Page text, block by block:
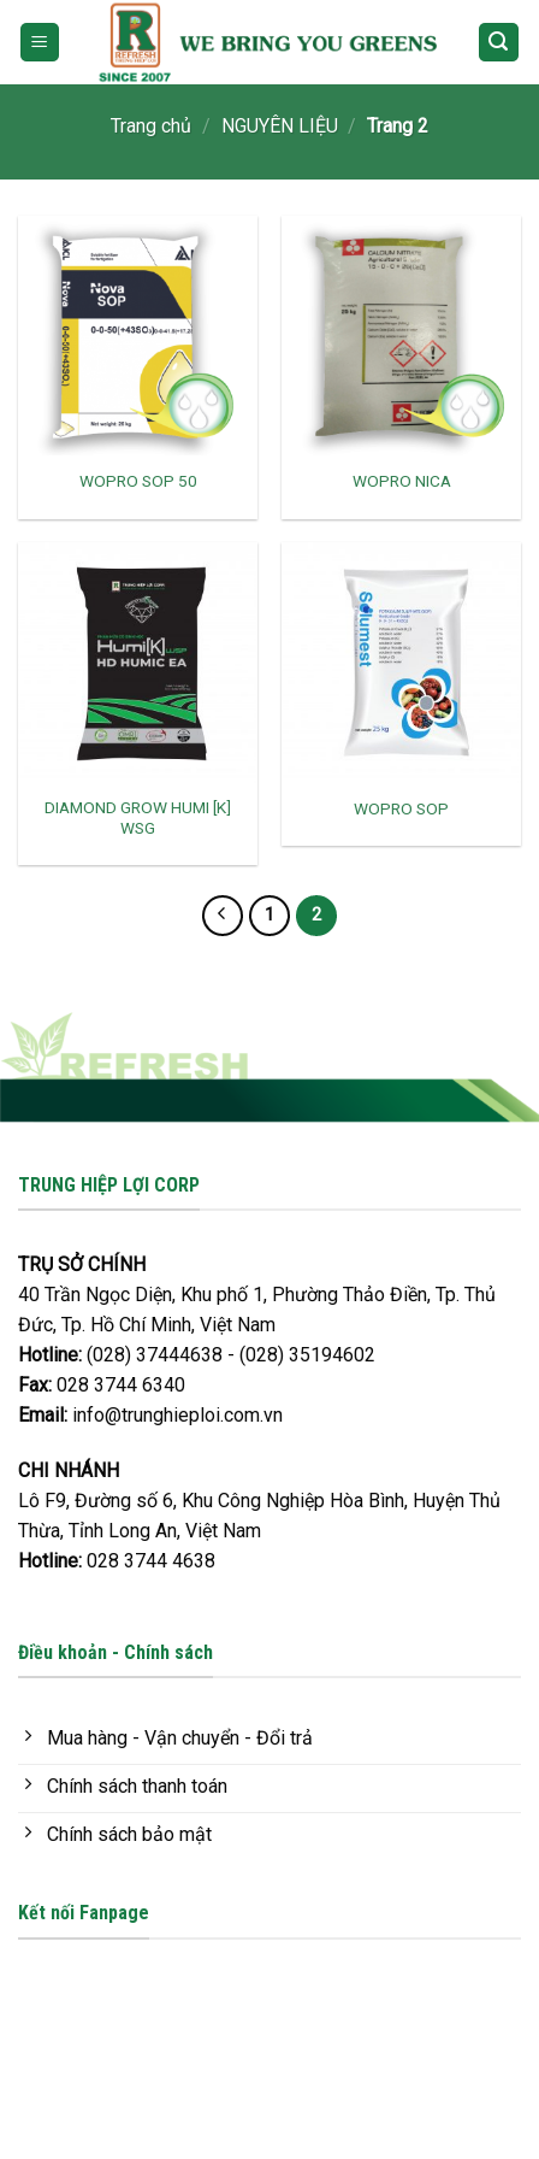
Trang chủ / NGUYÊN LIỆU / Trang 2
WOPRO SOP 50 WOPRO NICA
DIAMOND GROW HUMI [K]
WSG
WOPRO SOP
1 2
TRUNG HIỆP LỢI CORP
TRỤ SỞ CHÍNH
40 Trần Ngọc Diện, Khu phố 1, Phường Thảo Điền, Tp. Thủ
Đức, Tp. Hồ Chí Minh, Việt Nam
Hotline: (028) 37444638 - (028) 35194602
Fax: 028 3744 6340
Email: info@trunghieploi.com.vn
CHI NHÁNH
Lô F9, Đường số 6, Khu Công Nghiệp Hòa Bình, Huyện Thủ
Thừa, Tỉnh Long An, Việt Nam
Hotline: 028 3744 4638
Điều khoản - Chính sách
Mua hàng - Vận chuyển - Đổi trả
Chính sách thanh toán
Chính sách bảo mật
Kết nối Fanpage